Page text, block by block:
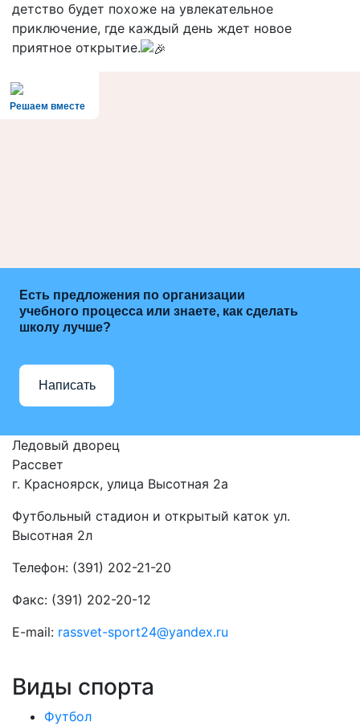
детство будет похоже на увлекательное
приключение, где каждый день ждет новое
приятное открытие.
Решаем вместе
Есть предложения по организации
учебного процесса или знаете, как сделать
школу лучше?
Написать
Ледовый дворец
Рассвет
г. Красноярск, улица Высотная 2a
Футбольный стадион и открытый каток ул.
Высотная 2л
Телефон: (391) 202-21-20
Факс: (391) 202-20-12
E-mail: rassvet-sport24@yandex.ru
Виды спорта
Футбол